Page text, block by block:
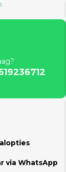
via WhatsApp